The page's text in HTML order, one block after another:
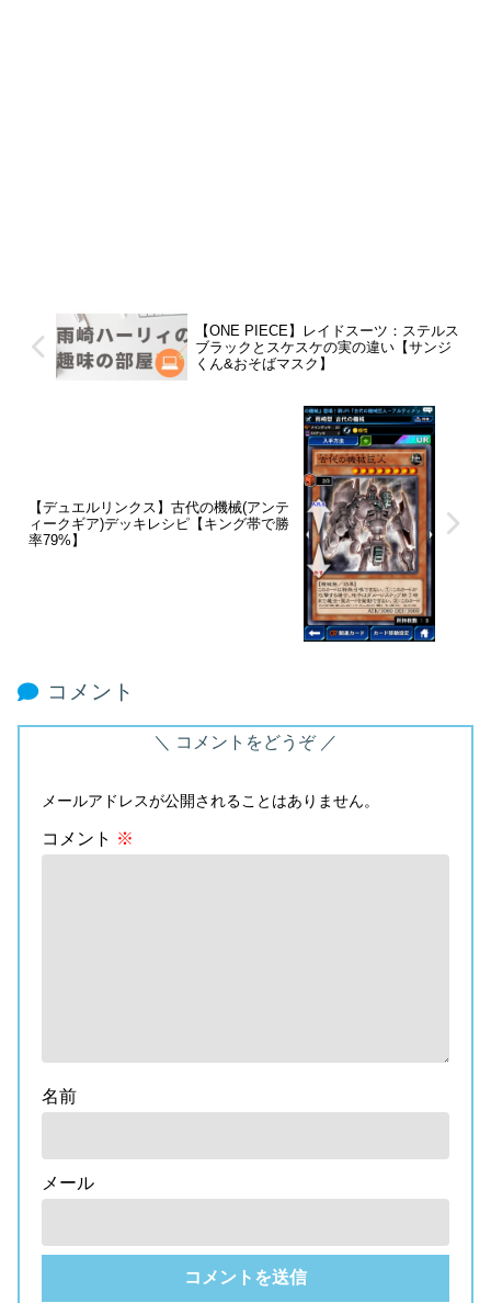
【ONE PIECE】レイドスーツ：ステルス
ブラックとスケスケの実の違い【サンジ
くん&おそばマスク】
【デュエルリンクス】古代の機械(アンテ
ィークギア)デッキレシピ【キング帯で勝
率79%】
コメント
コメントをどうぞ
メールアドレスが公開されることはありません。
コメント ※
名前
メール